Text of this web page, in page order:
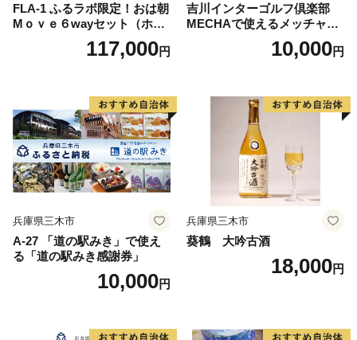
FLA-1 ふるラボ限定！おは朝
Mｏｖｅ６wayセット（ホワ
117,000円
吉川インターゴルフ倶楽部
MECHAで使えるメッチャマ
ネー（3,000円分）10,000円
兵庫県三木市
A-27 「道の駅みき」で使え
る「道の駅みき感謝券」
10,000円
兵庫県三木市
葵鶴 大吟古酒
18,000円